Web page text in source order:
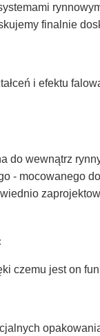
finalnie
i efektu
do wewnątrz
- mocowanego
czemu jest on